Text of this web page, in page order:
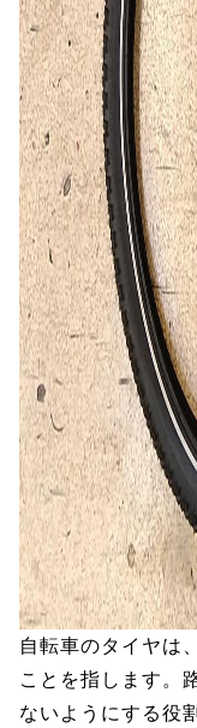
自転車のタイヤは
ことを指します。
ないようにする役